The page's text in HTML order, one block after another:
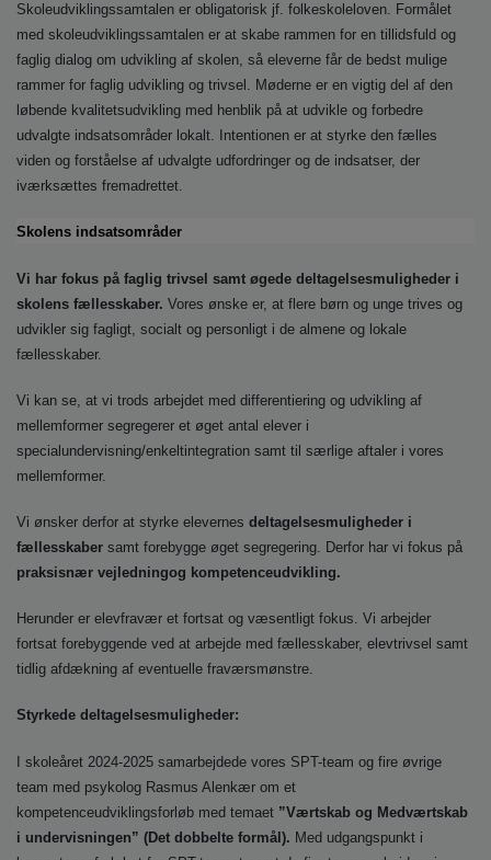
Skoleudviklingssamtalen er obligatorisk jf. folkeskoleloven. Formålet
med skoleudviklingssamtalen er at skabe rammen for en tillidsfuld og
faglig dialog om udvikling af skolen, så eleverne får de bedst mulige
rammer for faglig udvikling og trivsel. Møderne er en vigtig del af den
løbende kvalitetsudvikling med henblik på at udvikle og forbedre
udvalgte indsatsområder lokalt. Intentionen er at styrke den fælles
viden og forståelse af udvalgte udfordringer og de indsatser, der
iværksættes fremadrettet.
Skolens indsatsområder
Vi har fokus på faglig trivsel samt øgede deltagelsesmuligheder i
skolens fællesskaber. Vores ønske er, at flere børn og unge trives og
udvikler sig fagligt, socialt og personligt i de almene og lokale
fællesskaber.
Vi kan se, at vi trods arbejdet med differentiering og udvikling af
mellemformer segregerer et øget antal elever i
specialundervisning/enkeltintegration samt til særlige aftaler i vores
mellemformer.
Vi ønsker derfor at styrke elevernes deltagelsesmuligheder i
fællesskaber samt forebygge øget segregering. Derfor har vi fokus på
praksisnær vejledningog kompetenceudvikling.
Herunder er elevfravær et fortsat og væsentligt fokus. Vi arbejder
fortsat forebyggende ved at arbejde med fællesskaber, elevtrivsel samt
tidlig afdækning af eventuelle fraværsmønstre.
Styrkede deltagelsesmuligheder:
I skoleåret 2024-2025 samarbejdede vores SPT-team og fire øvrige
team med psykolog Rasmus Alenkær om et
kompetenceudviklingsforløb med temaet ”Værtskab og Medværtskab
i undervisningen” (Det dobbelte formål). Med udgangspunkt i